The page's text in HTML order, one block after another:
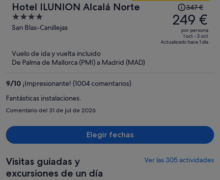
Hotel ILUNION Alcalá Norte
4
out
5
San Blas-Canillejas
El
precio
era
347 €,
347 €
249 €
por persona
1 oct - 3 oct
Actualizado hace 1 día
Vuelo de ida y vuelta incluido
De Palma de Mallorca (PMI) a Madrid (MAD)
9/10 ¡Impresionante! (1004 comentarios)
Fantásticas instalaciones.
Comentario del 31 de jul de 2026
Elegir fechas
Visitas guiadas y
excursiones de un día
Ver las 305 actividades